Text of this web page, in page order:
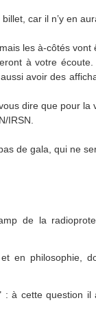
car il n’y en
les à-côtés vont
à votre
avoir des
dire que pour la
IRSN.
de gala, qui ne
de la
en philosophie,
: à cette question